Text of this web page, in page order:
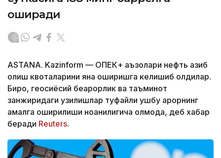
оширади
ASTANA. Kazinform — ОПЕК+ аъзолари нефть қазиб
олиш квоталарини яна оширишга келишиб олдилар.
Бироқ, геосиёсий беқарорлик ва таъминот
занжиридаги узилишлар туфайли ушбу қарорнинг
амалга оширилиши ноаниқлигича қолмоқда, деб хабар
беради Reuters.